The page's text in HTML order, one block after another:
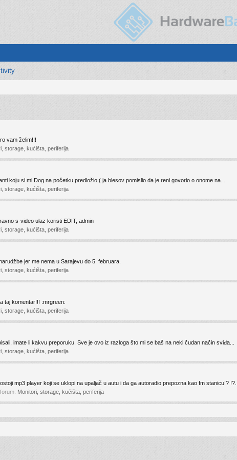
vam želim!!!
storage, kućišta, periferija
koju si mi Dog na početku predložio ( ja blesov pomislio da je reni govorio o onome na...
storage, kućišta, periferija
s-video ulaz koristi EDIT, admin
storage, kućišta, periferija
jer me nema u Sarajevu do 5. februara.
storage, kućišta, periferija
taj komentar!!! :mrgreen:
storage, kućišta, periferija
imate li kakvu preporuku. Sve je ovo iz razloga što mi se baš na neki čudan način sviđa...
storage, kućišta, periferija
mp3 player koji se uklopi na upaljač u autu i da ga autoradio prepozna kao fm stanicu!? !?...
Monitori, storage, kućišta, periferija